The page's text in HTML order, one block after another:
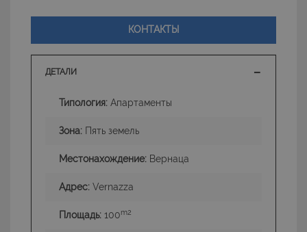
КОНТАКТЫ
ДЕТАЛИ
Типология: Апартаменты
Зона: Пять земель
Местонахождение: Вернаца
Адрес: Vernazza
Площадь: 100m2